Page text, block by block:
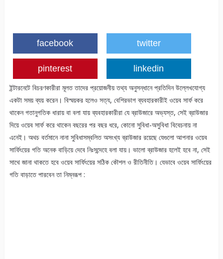
facebook twitter
pinterest linkedin
ইন্টারনেটে বিচরণকারীরা মূলত তাদের প্রয়োজনীয় তথ্য অনুসন্ধানে প্রতিদিন উল্লেখযোগ্য
একটা সময় ব্যয় করেন। বিস্ময়কর হলেও সত্য, বেশিরভাগ ব্যবহারকারীই ওয়েব সার্ফ করে
থাকেন গতানুগতিক ধারায় বা বলা যায় ব্যবহারকারীরা যে ব্রাউজারে অভ্যস্ত, সেই ব্রাউজার
দিয়ে ওয়েব সার্ফ করে থাকেন বছরের পর বছর ধরে, কোনো সুবিধা-অসুবিধা বিবেচনায় না
এনেই। অথচ বর্তমানে নানা সুবিধাসম্বলিত অসংখ্য ব্রাউজার রয়েছে যেগুলো আপনার ওয়েব
সার্ফিংয়ের গতি অনেক বাড়িয়ে দেবে নিঃসন্দেহে বলা যায়। ভালো ব্রাউজার হলেই হবে না, সেই
সাথে জানা থাকতে হবে ওয়েব সার্ফিংয়ের সঠিক কৌশল ও রীতিনীতি। যেভাবে ওয়েব সার্ফিংয়ের
গতি বাড়াতে পারবেন তা নিম্নরূপ :